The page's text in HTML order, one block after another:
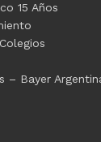
15 Años
– Bayer